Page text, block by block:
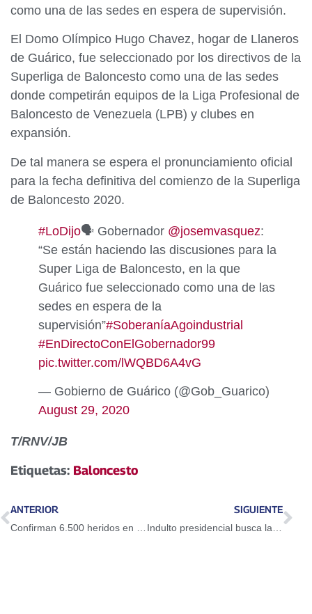
como una de las sedes en espera de supervisión.
El Domo Olímpico Hugo Chavez, hogar de Llaneros
de Guárico, fue seleccionado por los directivos de la
Superliga de Baloncesto como una de las sedes
donde competirán equipos de la Liga Profesional de
Baloncesto de Venezuela (LPB) y clubes en
expansión.
De tal manera se espera el pronunciamiento oficial
para la fecha definitiva del comienzo de la Superliga
de Baloncesto 2020.
#LoDijo🗣 Gobernador @josemvasquez:
“Se están haciendo las discusiones para la
Super Liga de Baloncesto, en la que
Guárico fue seleccionado como una de las
sedes en espera de la
supervisión”#SoberaníaAgoindustrial
#EnDirectoConElGobernador99
pic.twitter.com/lWQBD6A4vG
— Gobierno de Guárico (@Gob_Guarico)
August 29, 2020
T/RNV/JB
Etiquetas: Baloncesto
ANTERIOR SIGUIENTE